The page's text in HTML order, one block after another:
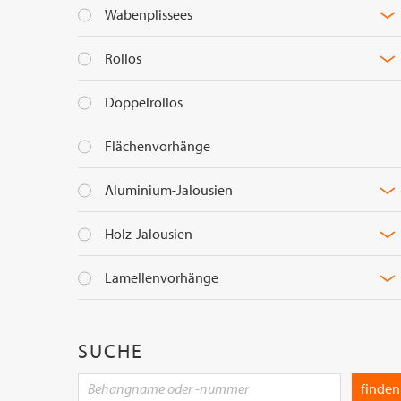
Wabenplissees
Rollos
Doppelrollos
Flächenvorhänge
Aluminium-Jalousien
Holz-Jalousien
Lamellenvorhänge
SUCHE